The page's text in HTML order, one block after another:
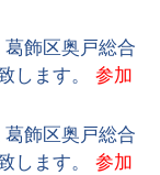
飾区奥戸総合
します。
参加
飾区奥戸総合
します。
参加